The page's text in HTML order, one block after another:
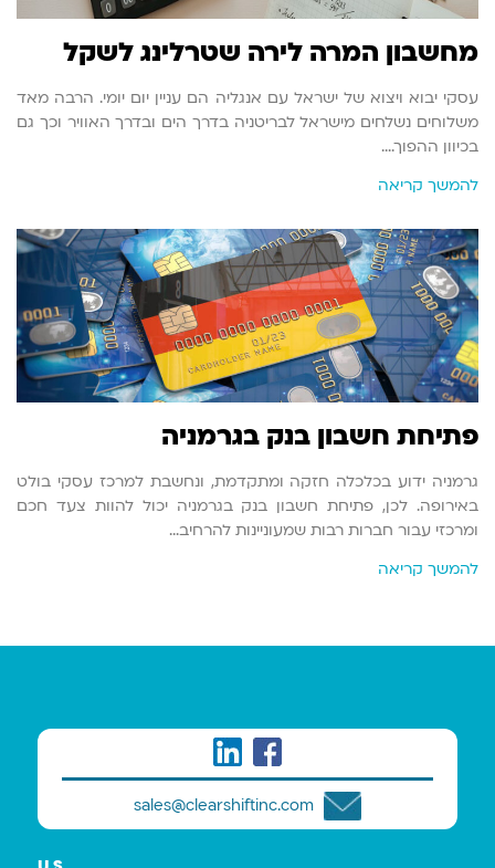
מחשבון המרה לירה שטרלינג לשקל
עסקי יבוא ויצוא של ישראל עם אנגליה הם עניין יום יומי. הרבה מאד
משלוחים נשלחים מישראל לבריטניה בדרך הים ובדרך האוויר וכך גם
בכיוון ההפוך.…
להמשך קריאה
פתיחת חשבון בנק בגרמניה
גרמניה ידוע בכלכלה חזקה ומתקדמת, ונחשבת למרכז עסקי בולט
באירופה. לכן, פתיחת חשבון בנק בגרמניה יכול להוות צעד חכם
ומרכזי עבור חברות רבות שמעוניינות להרחיב…
להמשך קריאה
sales@clearshiftinc.com